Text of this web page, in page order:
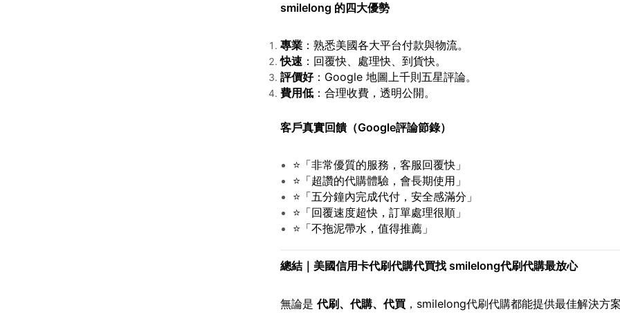
smilelong 的四大優勢
專業：熟悉美國各大平台付款與物流。
快速：回覆快、處理快、到貨快。
評價好：Google 地圖上千則五星評論。
費用低：合理收費，透明公開。
客戶真實回饋（Google評論節錄）
⭐「非常優質的服務，客服回覆快」
⭐「超讚的代購體驗，會長期使用」
⭐「五分鐘內完成代付，安全感滿分」
⭐「回覆速度超快，訂單處理很順」
⭐「不拖泥帶水，值得推薦」
總結｜美國信用卡代刷代購代買找 smilelong代刷代購最放心
無論是代刷、代購、代買，smilelong代刷代購都能提供最佳解決方